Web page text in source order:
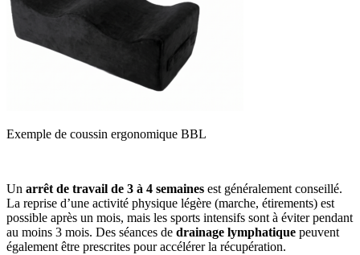
Exemple de coussin ergonomique BBL
Un arrêt de travail de 3 à 4 semaines est généralement conseillé.
La reprise d’une activité physique légère (marche, étirements) est
possible après un mois, mais les sports intensifs sont à éviter pendant
au moins 3 mois. Des séances de drainage lymphatique peuvent
également être prescrites pour accélérer la récupération.